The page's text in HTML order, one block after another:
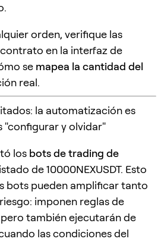
orden, verifique las
en la interfaz de
se mapea la cantidad del
real.
la automatización es
"configurar y olvidar"
los bots de trading de
de 10000NEXUSDT. Esto
bots pueden amplificar tanto
imponen reglas de
también ejecutarán de
las condiciones del